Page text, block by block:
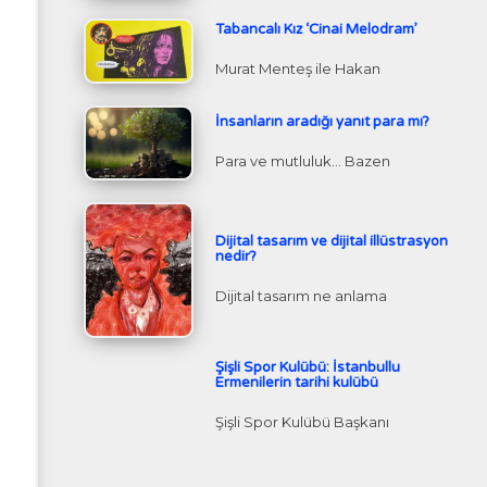
Tabancalı Kız ‘Cinai Melodram’
Murat Menteş ile Hakan
İnsanların aradığı yanıt para mı?
Para ve mutluluk… Bazen
Dijital tasarım ve dijital illüstrasyon
nedir?
Dijital tasarım ne anlama
Şişli Spor Kulübü: İstanbullu
Ermenilerin tarihi kulübü
Şişli Spor Kulübü Başkanı